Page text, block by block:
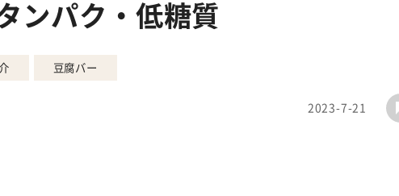
ンパク・低糖質
豆腐バー
2023-7-21